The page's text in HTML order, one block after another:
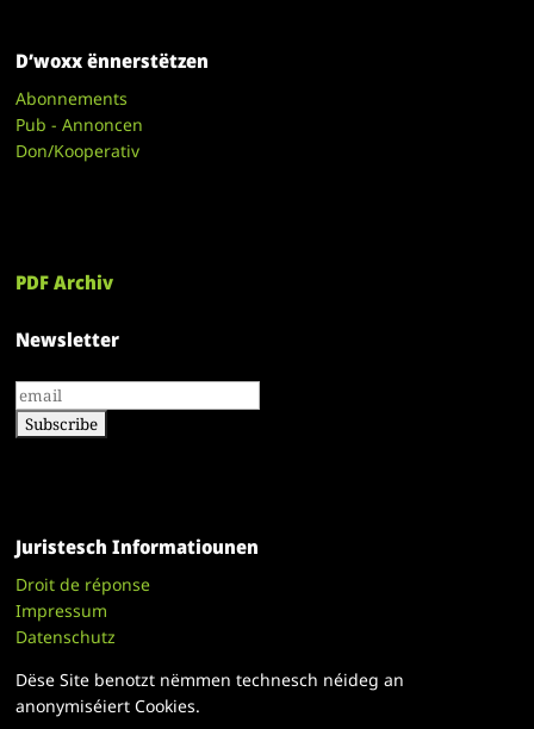
D’woxx ënnerstëtzen
Abonnements
Pub - Annoncen
Don/Kooperativ
PDF Archiv
Newsletter
Juristesch Informatiounen
Droit de réponse
Impressum
Datenschutz
Dëse Site benotzt nëmmen technesch néideg an
anonymiséiert Cookies.